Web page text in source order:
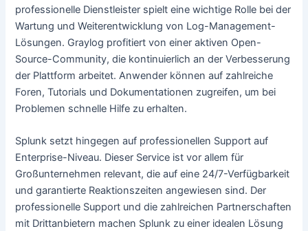
professionelle Dienstleister spielt eine wichtige Rolle bei der
Wartung und Weiterentwicklung von Log-Management-
Lösungen. Graylog profitiert von einer aktiven Open-
Source-Community, die kontinuierlich an der Verbesserung
der Plattform arbeitet. Anwender können auf zahlreiche
Foren, Tutorials und Dokumentationen zugreifen, um bei
Problemen schnelle Hilfe zu erhalten.
Splunk setzt hingegen auf professionellen Support auf
Enterprise-Niveau. Dieser Service ist vor allem für
Großunternehmen relevant, die auf eine 24/7-Verfügbarkeit
und garantierte Reaktionszeiten angewiesen sind. Der
professionelle Support und die zahlreichen Partnerschaften
mit Drittanbietern machen Splunk zu einer idealen Lösung